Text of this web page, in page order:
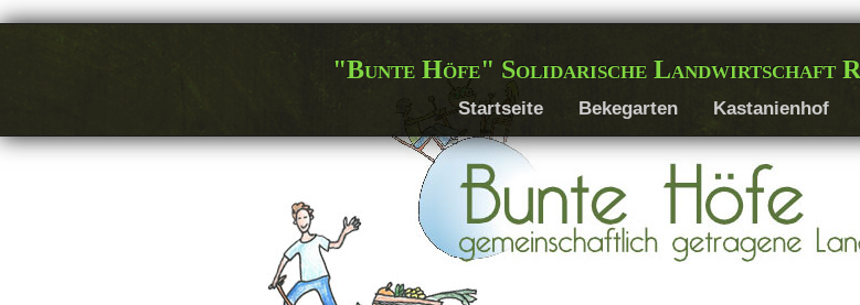
"Bunte Höfe" Solidarische Landwirtschaft
Startseite Bekegarten Kastanienhof